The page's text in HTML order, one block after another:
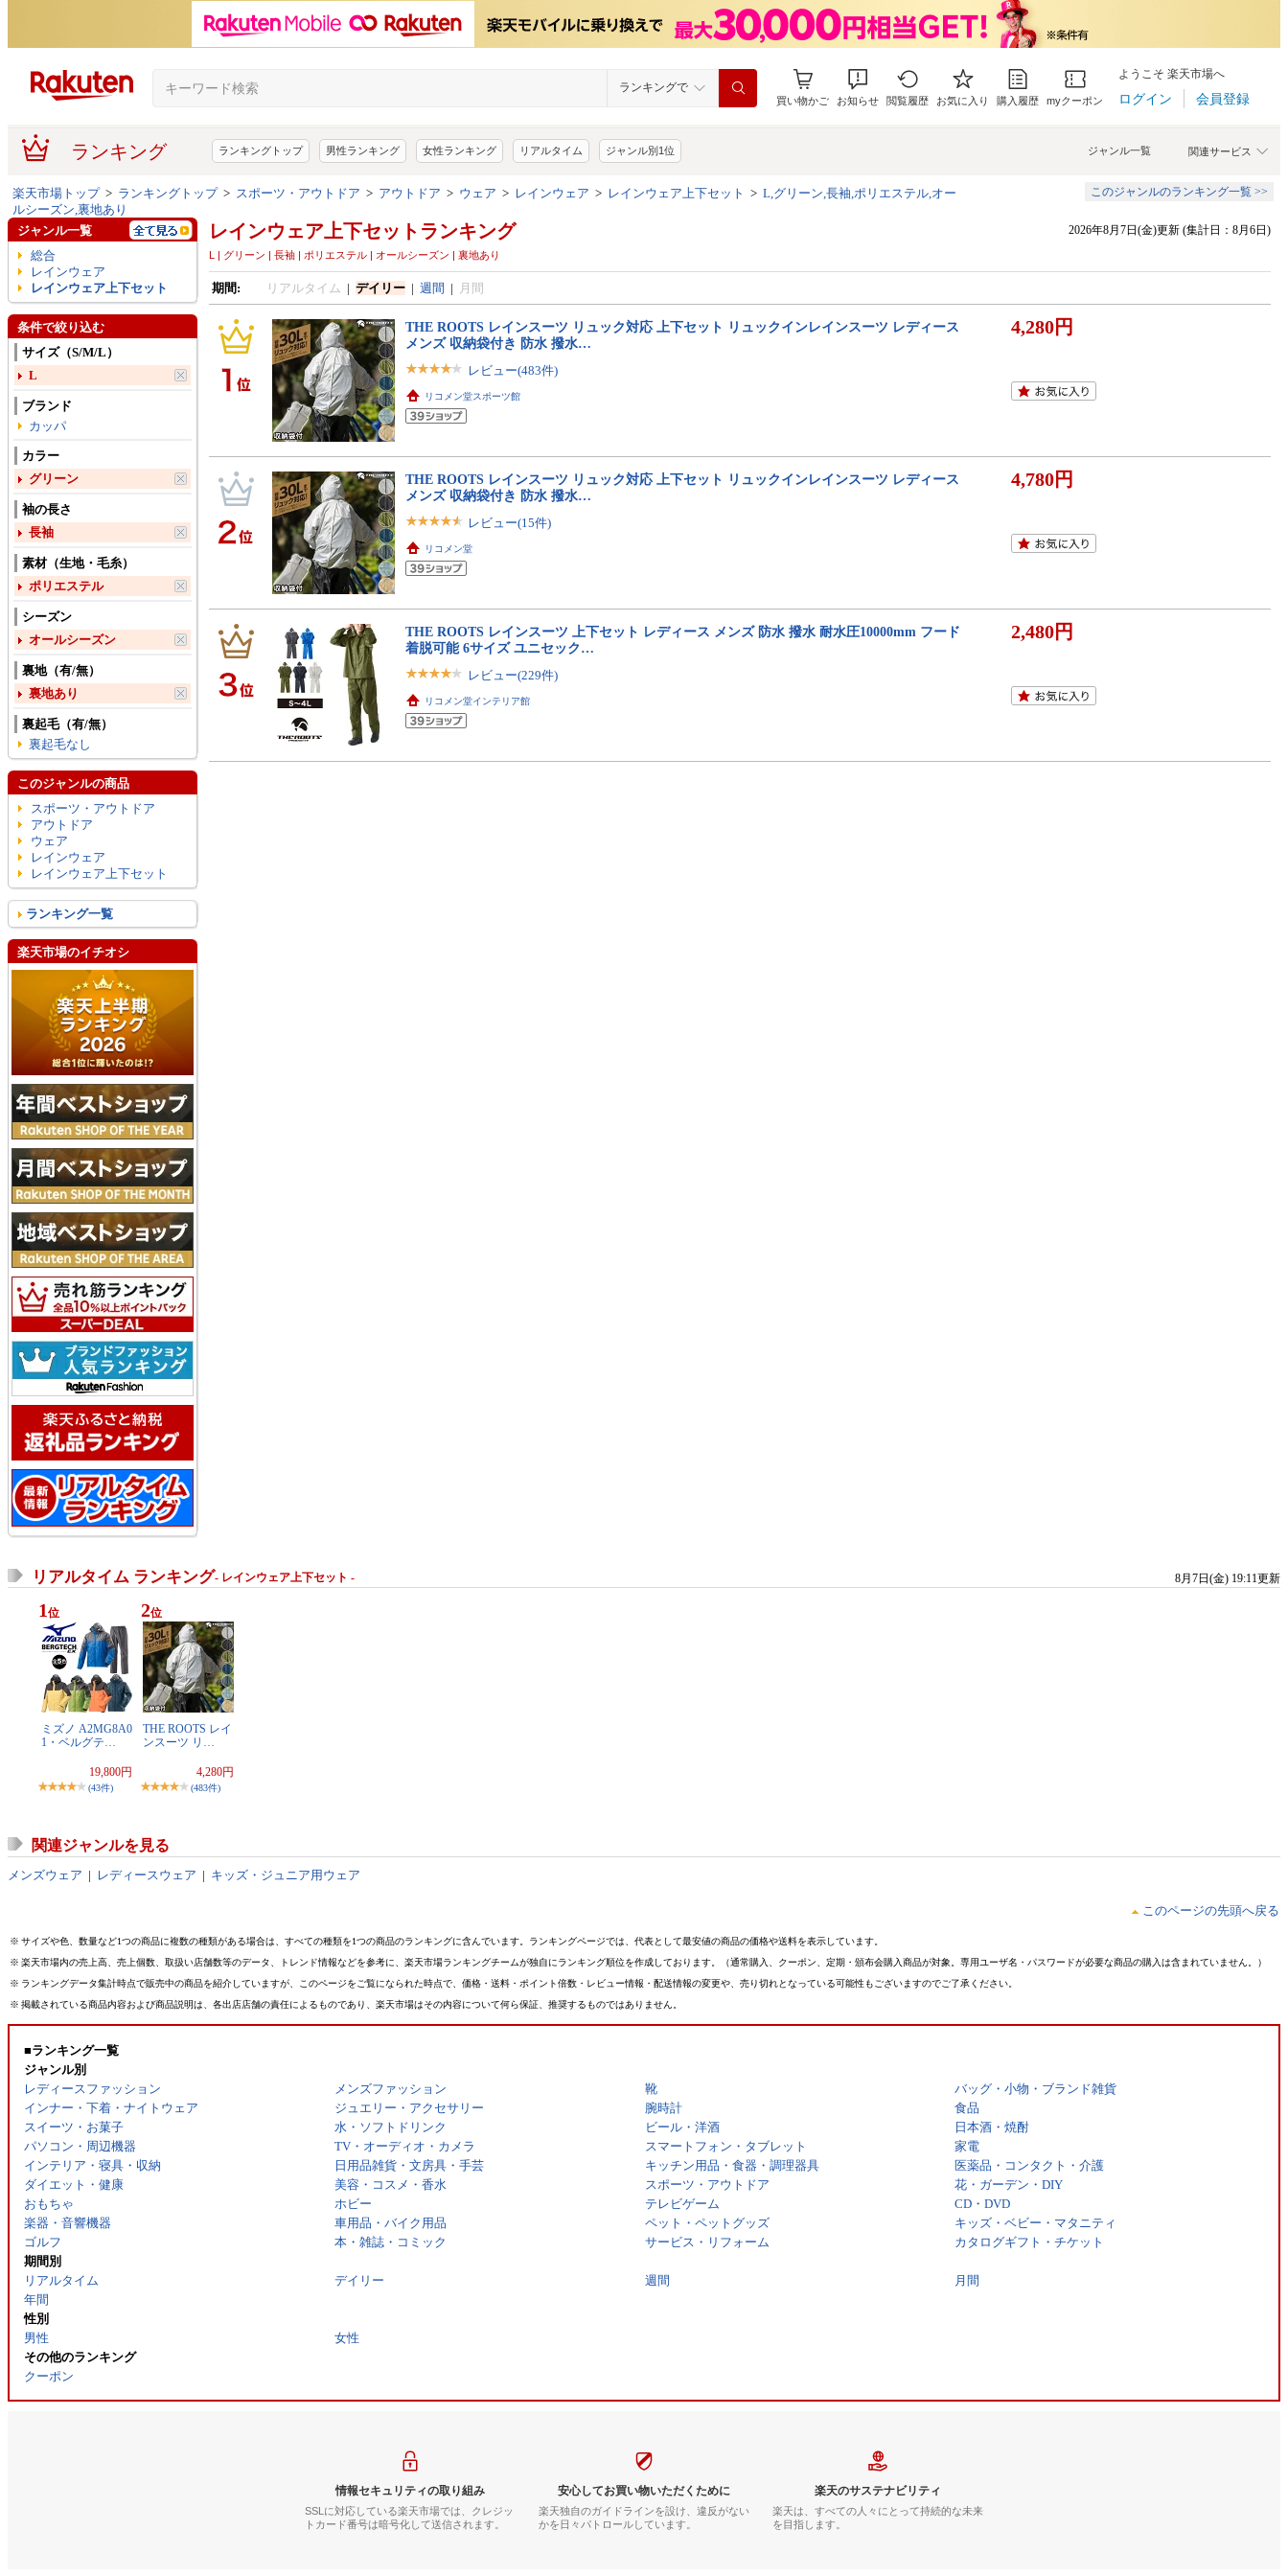
ランキングで
買い物かご お知らせ 閲覧履歴 お気に入り 購入履歴 myクーポン
ようこそ 楽天市場へ
ログイン 会員登録
ランキング 関連サービス
ジャンル一覧
ランキングトップ 男性ランキング 女性ランキング リアルタイム ジャンル別1位
楽天市場トップ> ランキングトップ> スポーツ・アウトドア > アウトドア > ウェア > レインウェア > レインウェア上下セット > L,グリーン,長袖,ポリエステル,オー
ルシーズン,裏地あり
このジャンルのランキング一覧 >>
レインウェア上下セットランキング
L | グリーン | 長袖 | ポリエステル | オールシーズン | 裏地あり
2026年8月7日(金)更新 (集計日：8月6日)
期間: リアルタイム | デイリー| 週間 | 月間
THE ROOTS レインスーツ リュック対応 上下セット リュックインレインスーツ レディース
メンズ 収納袋付き 防水 撥水…
レビュー(483件)
リコメン堂スポーツ館
4,280円
THE ROOTS レインスーツ リュック対応 上下セット リュックインレインスーツ レディース
メンズ 収納袋付き 防水 撥水…
レビュー(15件)
リコメン堂
4,780円
THE ROOTS レインスーツ 上下セット レディース メンズ 防水 撥水 耐水圧10000mm フード
着脱可能 6サイズ ユニセック…
レビュー(229件)
リコメン堂インテリア館
2,480円
ジャンル一覧
総合
レインウェア
レインウェア上下セット
条件で絞り込む
サイズ（S/M/L）
L
ブランド
カッパ
カラー
グリーン
袖の長さ
長袖
素材（生地・毛糸）
ポリエステル
シーズン
オールシーズン
裏地（有/無）
裏地あり
裏起毛（有/無）
裏起毛なし
このジャンルの商品
スポーツ・アウトドア
アウトドア
ウェア
レインウェア
レインウェア上下セット
ランキング一覧
楽天市場のイチオシ
リアルタイム ランキング- レインウェア上下セット - 8月7日(金) 19:11更新
1 位
ミズノ A2MG8A0
1・ベルグテ…
19,800円
(43件)
2位
THE ROOTS レイ
ンスーツ リ…
4,280円
(483件)
関連ジャンルを見る
メンズウェア | レディースウェア | キッズ・ジュニア用ウェア
このページの先頭へ戻る
※ サイズや色、数量など1つの商品に複数の種類がある場合は、すべての種類を1つの商品のランキングに含んでいます。ランキングページでは、代表として最安値の商品の価格や送料を表示しています。
※ 楽天市場内の売上高、売上個数、取扱い店舗数等のデータ、トレンド情報などを参考に、楽天市場ランキングチームが独自にランキング順位を作成しております。（通常購入、クーポン、定期・頒布会購入商品が対象。専用ユーザ名・パスワードが必要な商品の購入は含まれていません。）
※ ランキングデータ集計時点で販売中の商品を紹介していますが、このページをご覧になられた時点で、価格・送料・ポイント倍数・レビュー情報・配送情報の変更や、売り切れとなっている可能性もございますのでご了承ください。
※ 掲載されている商品内容および商品説明は、各出店店舗の責任によるものであり、楽天市場はその内容について何ら保証、推奨するものではありません。
■ランキング一覧
ジャンル別
レディースファッション
メンズファッション 靴
バッグ・小物・ブランド雑貨
インナー・下着・ナイトウェア
ジュエリー・アクセサリー 腕時計
食品
スイーツ・お菓子
水・ソフトドリンク ビール・洋酒
日本酒・焼酎
パソコン・周辺機器
TV・オーディオ・カメラ スマートフォン・タブレット
家電
インテリア・寝具・収納
日用品雑貨・文房具・手芸 キッチン用品・食器・調理器具
医薬品・コンタクト・介護
ダイエット・健康
美容・コスメ・香水 スポーツ・アウトドア
花・ガーデン・DIY
おもちゃ
ホビー テレビゲーム
CD・DVD
楽器・音響機器
車用品・バイク用品 ペット・ペットグッズ
キッズ・ベビー・マタニティ
ゴルフ
本・雑誌・コミック サービス・リフォーム
カタログギフト・チケット
期間別
リアルタイム
デイリー 週間
月間
年間
性別
男性
女性
その他のランキング
クーポン
情報セキュリティの取り組み
SSLに対応している楽天市場では、クレジッ
トカード番号は暗号化して送信されます。
安心してお買い物いただくために
楽天独自のガイドラインを設け、違反がない
かを日々パトロールしています。
楽天のサステナビリティ
楽天は、すべての人々にとって持続的な未来
を目指します。